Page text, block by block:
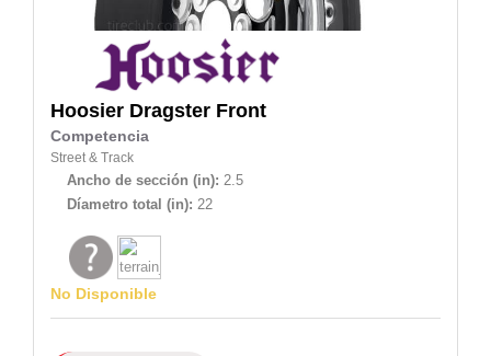
Hoosier Dragster Front
Competencia
Street & Track
Ancho de sección (in): 2.5
Díametro total (in): 22
No Disponible